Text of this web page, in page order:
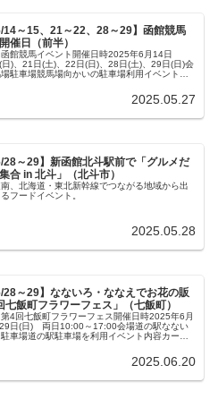
14～15、21～22、28～29】函館競馬
催日（前半）
館競馬イベント開催日時2025年6月14日
)、21日(土)、22日(日)、28日(土)、29日(日)会
駐車場競馬場向かいの駐車場利用イベント内
2025.05.27
28～29】新函館北斗駅前で「グルメだ
合 in 北斗」（北斗市）
、北海道・東北新幹線でつながる地域から出
フードイベント。
2025.05.28
28～29】なないろ・ななえでお花の販
七飯町フラワーフェス」（七飯町）
4回七飯町フラワーフェス開催日時2025年6月
日(日) 両日10:00～17:00会場道の駅なない
車場道の駅駐車場を利用イベント内容カーネ
2025.06.20